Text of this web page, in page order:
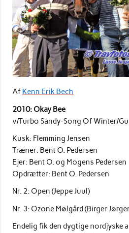
Af Kenn Erik Bech
2010: Okay Bee
v/Turbo Sandy-Song Of Winter/
Kusk: Flemming Jensen
Træner: Bent O. Pedersen
Ejer: Bent O. og Mogens Pedersen
Opdrætter: Bent O. Pedersen
Nr. 2: Open (Jeppe Juul)
Nr. 3: Ozone Mølgård (Birger
Endelig fik den dygtige nordjyske